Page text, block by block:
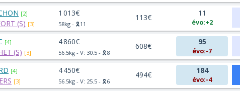
[2]
(S) [3]
1 013€
58kg - 🎗️11
113€ 11
évo:+2
[4]
(S) [3]
4 860€
56.5kg - V: 30.5 - 🎗️8
608€ 95
évo:-7
[4]
[3]
4 450€
56.5kg - V: 25.5 - 🎗️6
494€ 184
évo:-4